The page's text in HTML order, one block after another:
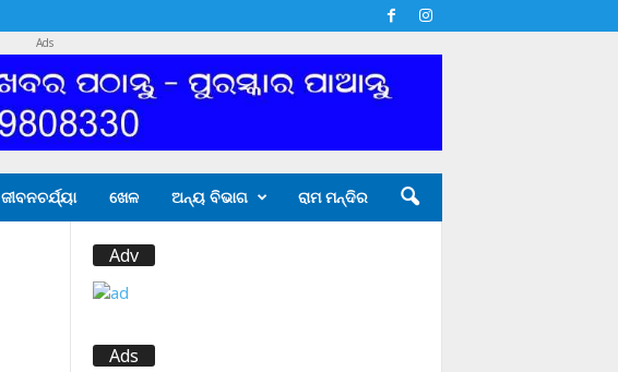
Ads
ଜୀବନଚର୍ଯ୍ୟା ଖେଳ ଅନ୍ୟ ବିଭାଗ ରାମ ମନ୍ଦିର
Adv
Ads